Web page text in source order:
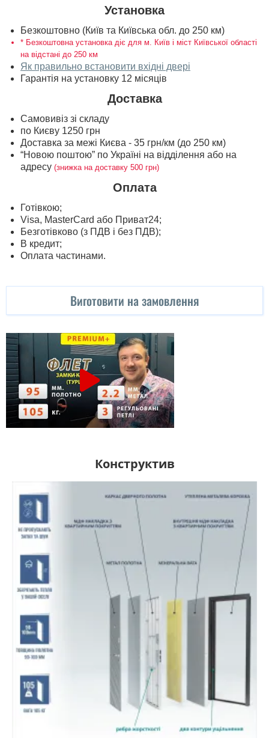
Установка
Безкоштовно (Київ та Київська обл. до 250 км)
* Безкоштовна установка діє для м. Київ і міст Київської області
на відстані до 250 км
Як правильно встановити вхідні двері
Гарантія на установку 12 місяців
Доставка
Самовивіз зі складу
по Києву 1250 грн
Доставка за межі Києва - 35 грн/км (до 250 км)
“Новою поштою” по Україні на відділення або на
адресу (знижка на доставку 500 грн)
Оплата
Готівкою;
Visa, MasterСard або Приват24;
Безготівково (з ПДВ і без ПДВ);
В кредит;
Оплата частинами.
Виготовити на замовлення
Конструктив